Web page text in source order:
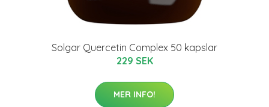
Solgar Quercetin Complex 50 kapslar
229 SEK
MER INFO!